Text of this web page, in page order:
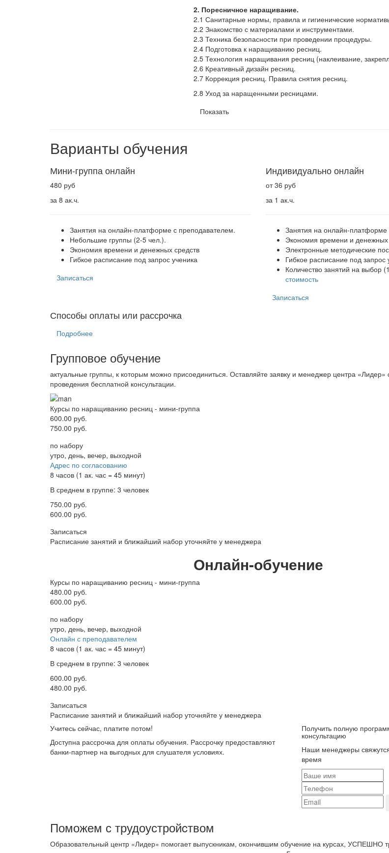
2. Поресничное наращивание.
2.1 Санитарные нормы, правила и гигиенические
2.2 Знакомство с материалами и инструментами.
2.3 Техника безопасности при проведении процедуры.
2.4 Подготовка к наращиванию ресниц.
2.5 Технология наращивания ресниц (наклеивание,
2.6 Креативный дизайн ресниц.
2.7 Коррекция ресниц. Правила снятия ресниц.
2.8 Уход за наращенными ресницами.
Показать
Варианты обучения
Мини-группа онлайн
480 руб
за 8 ак.ч.
Занятия на онлайн-платформе с преподавателем.
Небольшие группы (2-5 чел.).
Экономия времени и денежных средств
Гибкое расписание под запрос ученика
Записаться
Индивидуально онлайн
от 36 руб
за 1 ак.ч.
Занятия на онлайн-платформе
Экономия времени и денежных
Электронные методические
Гибкое расписание под запрос
Количество занятий на выбор
стоимость
Записаться
Способы оплаты или рассрочка
Подробнее
Групповое обучение
актуальные группы, к которым можно присоединиться. Оставляйте заявку и менеджер центра «Лидер»
проведения бесплатной консультации.
Курсы по наращиванию ресниц - мини-группа
600.00 руб.
750.00 руб.
по набору
утро, день, вечер, выходной
Адрес по согласованию
8 часов (1 ак. час = 45 минут)
В среднем в группе: 3 человек
750.00 руб.
600.00 руб.
Записаться
Расписание занятий и ближайший набор уточняйте у менеджера
Онлайн-обучение
Курсы по наращиванию ресниц - мини-группа
480.00 руб.
600.00 руб.
по набору
утро, день, вечер, выходной
Онлайн с преподавателем
8 часов (1 ак. час = 45 минут)
В среднем в группе: 3 человек
600.00 руб.
480.00 руб.
Записаться
Расписание занятий и ближайший набор уточняйте у менеджера
Учитесь сейчас, платите потом!
Доступна рассрочка для оплаты обучения. Рассрочку предоставляют
банки-партнер на выгодных для слушателя условиях.
Получить полную
консультацию
Наши менеджеры
время
Поможем с трудоустройcтвом
Образовательный центр «Лидер» помогает выпускникам, окончившим обучение на курсах, УСПЕШНО